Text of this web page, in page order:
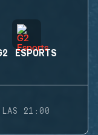
ESPORTS
LAS 21:00